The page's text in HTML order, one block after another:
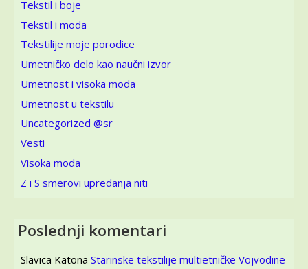
Tekstil i boje
Tekstil i moda
Tekstilije moje porodice
Umetničko delo kao naučni izvor
Umetnost i visoka moda
Umetnost u tekstilu
Uncategorized @sr
Vesti
Visoka moda
Z i S smerovi upredanja niti
Poslednji komentari
Slavica Katona Starinske tekstilije multietničke Vojvodine